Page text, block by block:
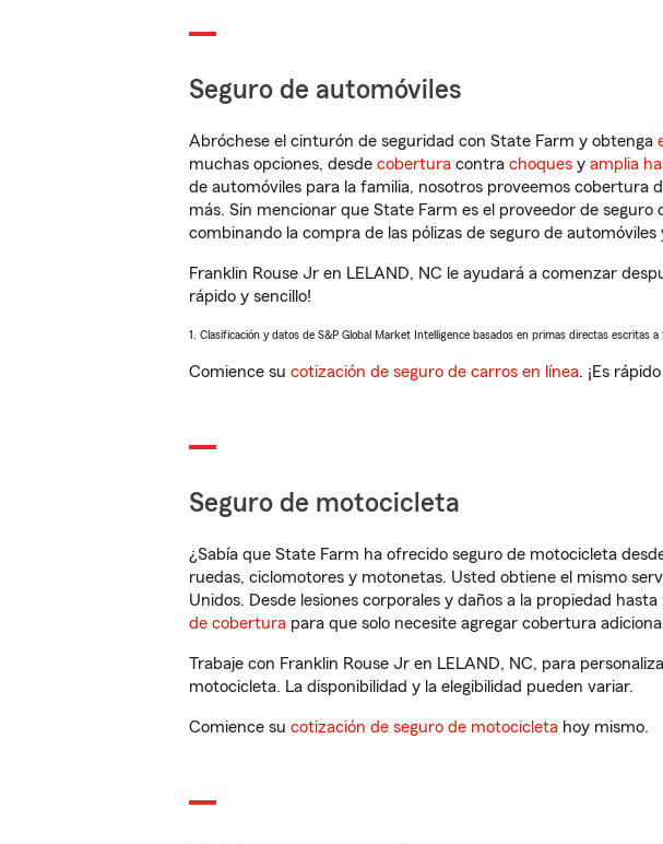
Seguro de automóviles
Abróchese el cinturón de seguridad con State Farm y obtenga
muchas opciones, desde cobertura contra choques y amplia
de automóviles para la familia, nosotros proveemos cobertura
más. Sin mencionar que State Farm es el proveedor de
combinando la compra de las pólizas de seguro de automóviles
Franklin Rouse Jr en LELAND, NC le ayudará a comenzar
rápido y sencillo!
1. Clasificación y datos de S&P Global Market Intelligence basados en primas directas escritas a
Comience su cotización de seguro de carros en línea. ¡Es
Seguro de motocicleta
¿Sabía que State Farm ha ofrecido seguro de motocicleta
ruedas, ciclomotores y motonetas. Usted obtiene el mismo
Unidos. Desde lesiones corporales y daños a la propiedad
de cobertura para que solo necesite agregar cobertura
Trabaje con Franklin Rouse Jr en LELAND, NC, para
motocicleta. La disponibilidad y la elegibilidad pueden variar.
Comience su cotización de seguro de motocicleta hoy mismo.